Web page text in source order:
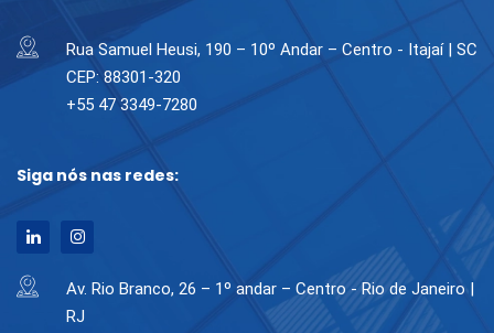
Rua Samuel Heusi, 190 – 10º Andar – Centro - Itajaí | SC
CEP: 88301-320
+55 47 3349-7280
Siga nós nas redes:
Av. Rio Branco, 26 – 1º andar – Centro - Rio de Janeiro |
RJ